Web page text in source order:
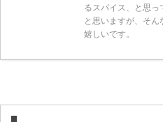
るスパイス、と思っ
と思いますが、そ
嬉しいです。